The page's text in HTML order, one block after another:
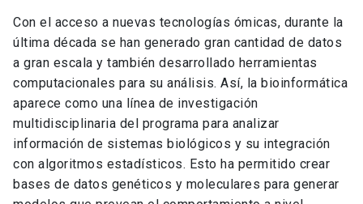
Con el acceso a nuevas tecnologías ómicas, durante la
última década se han generado gran cantidad de datos
a gran escala y también desarrollado herramientas
computacionales para su análisis. Así, la bioinformática
aparece como una línea de investigación
multidisciplinaria del programa para analizar
información de sistemas biológicos y su integración
con algoritmos estadísticos. Esto ha permitido crear
bases de datos genéticos y moleculares para generar